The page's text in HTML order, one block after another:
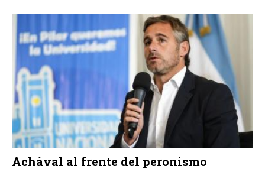
Achával al frente del peronismo